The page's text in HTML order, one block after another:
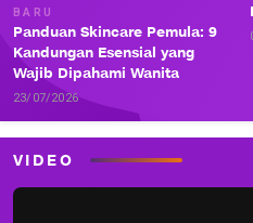
BARU
Panduan Skincare Pemula: 9
Kandungan Esensial yang
Wajib Dipahami Wanita
23/07/2026
VIDEO